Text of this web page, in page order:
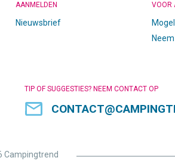
AANMELDEN
Nieuwsbrief
VOOR
TIP OF SUGGESTIES? NEEM CONTACT OP
Campingtrend